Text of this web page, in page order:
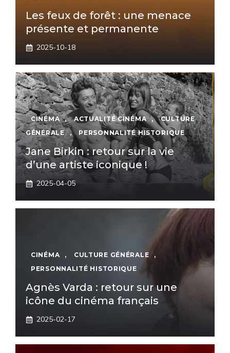
Les feux de forêt : une menace
présente et permanente
2025-10-18
CINÉMA , ACTUALITÉ CINÉMA ,
CULTURE
GÉNÉRALE
, PERSONNALITÉ HISTORIQUE
Jane Birkin : retour sur la vie
d’une artiste iconique !
2025-04-05
CINÉMA , CULTURE GÉNÉRALE
,
PERSONNALITÉ HISTORIQUE
Agnès Varda : retour sur une
icône du cinéma français
2025-02-17